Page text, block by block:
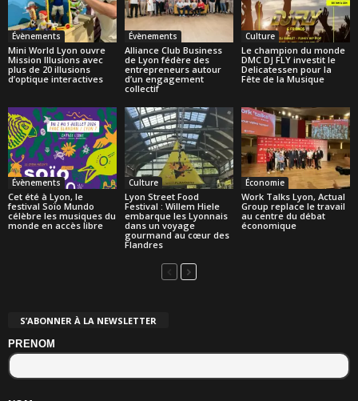
Évènements
Mini World Lyon ouvre
Mission Illusions avec
plus de 20 illusions
d’optique interactives
Évènements
Alliance Club Business
de Lyon fédère des
entrepreneurs autour
d’un engagement
collectif
Culture
Le champion du monde
DMC DJ FLY investit le
Delicatessen pour la
Fête de la Musique
Évènements
Cet été à Lyon, le
festival Soïo Mundo
célèbre les musiques du
monde en accès libre
Culture
Lyon Street Food
Festival : Willem Hiele
embarque les Lyonnais
dans un voyage
gourmand au cœur des
Flandres
Économie
Work Talks Lyon, Actual
Group replace le travail
au centre du débat
économique
S’ABONNER À LA NEWSLETTER
PRENOM